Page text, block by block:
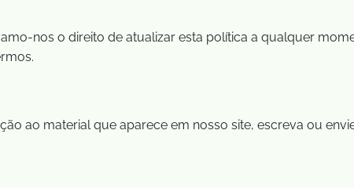
nos o direito de atualizar esta política a qualquer
ao material que aparece em nosso site, escreva ou